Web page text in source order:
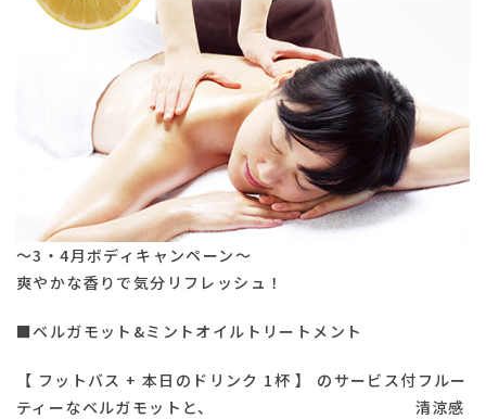
～3・4月ボディキャンペーン～
爽やかな香りで気分リフレッシュ！
■ベルガモット&ミントオイルトリートメント
【 フットバス + 本日のドリンク 1杯 】 のサービス付フルー
ティーなベルガモットと、 清涼感